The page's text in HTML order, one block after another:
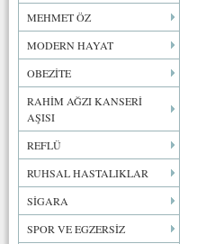
MEHMET ÖZ
MODERN HAYAT
OBEZİTE
RAHİM AĞZI KANSERİ
AŞISI
REFLÜ
RUHSAL HASTALIKLAR
SİGARA
SPOR VE EGZERSİZ